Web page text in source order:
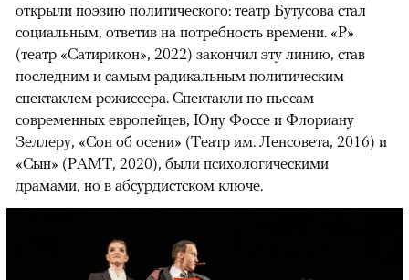
открыли поэзию политического: театр Бутусова стал
социальным, ответив на потребность времени. «Р»
(театр «Сатирикон», 2022) закончил эту линию, став
последним и самым радикальным политическим
спектаклем режиссера. Спектакли по пьесам
современных европейцев, Юну Фоссе и Флориану
Зеллеру, «Сон об осени» (Театр им. Ленсовета, 2016) и
«Сын» (РАМТ, 2020), были психологическими
драмами, но в абсурдистском ключе.